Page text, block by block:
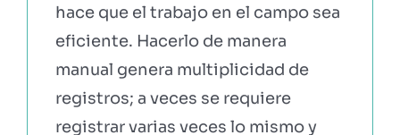
hace que el trabajo en el campo sea
eficiente. Hacerlo de manera
manual genera multiplicidad de
registros; a veces se requiere
registrar varias veces lo mismo y